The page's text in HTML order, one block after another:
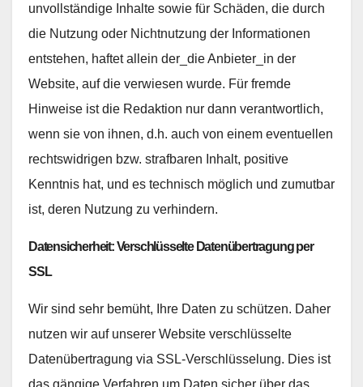
unvollständige Inhalte sowie für Schäden, die durch
die Nutzung oder Nichtnutzung der Informationen
entstehen, haftet allein der_die Anbieter_in der
Website, auf die verwiesen wurde. Für fremde
Hinweise ist die Redaktion nur dann verantwortlich,
wenn sie von ihnen, d.h. auch von einem eventuellen
rechtswidrigen bzw. strafbaren Inhalt, positive
Kenntnis hat, und es technisch möglich und zumutbar
ist, deren Nutzung zu verhindern.
Datensicherheit: Verschlüsselte Datenübertragung per
SSL
Wir sind sehr bemüht, Ihre Daten zu schützen. Daher
nutzen wir auf unserer Website verschlüsselte
Datenübertragung via SSL-Verschlüsselung. Dies ist